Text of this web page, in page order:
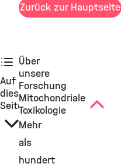
Zurück zur Hauptseite
Auf
dieser
Seite
Über
unsere
Forschung
Mitochondriale
Toxikologie
Mehr
als
hundert